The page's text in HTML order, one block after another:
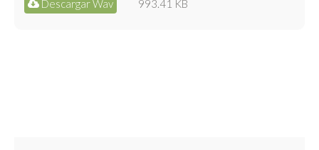
Descargar Wav 993.41 KB